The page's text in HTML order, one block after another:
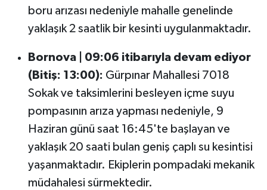
boru arızası nedeniyle mahalle genelinde
yaklaşık 2 saatlik bir kesinti uygulanmaktadır.
Bornova | 09:06 itibarıyla devam ediyor
(Bitiş: 13:00): Gürpınar Mahallesi 7018
Sokak ve taksimlerini besleyen içme suyu
pompasının arıza yapması nedeniyle, 9
Haziran günü saat 16:45'te başlayan ve
yaklaşık 20 saati bulan geniş çaplı su kesintisi
yaşanmaktadır. Ekiplerin pompadaki mekanik
müdahalesi sürmektedir.